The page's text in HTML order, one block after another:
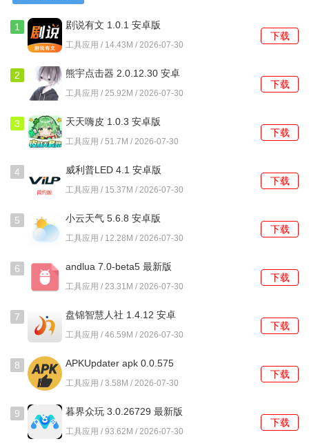
2、提供高频连续点击的模拟功能，自定义点击间隔，以应对
需要快速提交订单的抢购场景。
3、倒计时组件提供多种显示模式，选择仅显示时分秒，或开
启更精确的毫秒读数。
4、悬浮窗可以自由拖动放置在屏幕任意位置，并保持在其他
应用上方显示，方便随时查看剩余时间。
使用教程
链接地址粘贴到指定输入框内。
日期与具体时间，例如2023年11月11日 00:00:00。
种，或自定义背景色与字体颜色，调整透明度。
几秒能清晰听到提示音。
5、秒杀开始前两分钟，将软件切换至前台并保持屏幕常亮，
确保自动化点击脚本能够被正常触发执行。
1 剧说有文 1.0.1 安卓版
工具应用 / 14.43M / 2026-07-30
下载
2
熊宇点击器 2.0.12.30 安卓
版
工具应用 / 25.92M / 2026-07-30
下载
3 天天嗨皮 1.0.3 安卓版
工具应用 / 51.7M / 2026-07-30
下载
4 威利普LED 4.1 安卓版
工具应用 / 15.37M / 2026-07-30
下载
5 小云天气 5.6.8 安卓版
工具应用 / 12.28M / 2026-07-30
下载
6 andlua 7.0-beta5 最新版
工具应用 / 23.31M / 2026-07-30
下载
7
盘锦智慧人社 1.4.12 安卓
版
工具应用 / 46.59M / 2026-07-30
下载
8
APKUpdater apk 0.0.575
安卓版
工具应用 / 3.58M / 2026-07-30
下载
9 暮界众玩 3.0.26729 最新版
工具应用 / 93.62M / 2026-07-30
下载